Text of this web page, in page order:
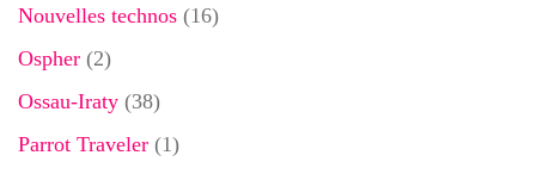
Nouvelles technos (16)
Ospher (2)
Ossau-Iraty (38)
Parrot Traveler (1)